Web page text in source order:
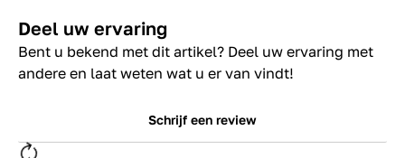
Deel uw ervaring
Bent u bekend met dit artikel? Deel uw ervaring met
andere en laat weten wat u er van vindt!
Schrijf een review